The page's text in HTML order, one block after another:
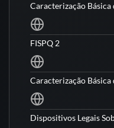
Caracterização Básica
FISPQ 2
Caracterização Básica
Dispositivos Legais